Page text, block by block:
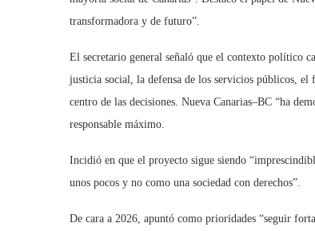
transformadora y de futuro”.
El secretario general señaló que el contexto político
justicia social, la defensa de los servicios públicos, el
centro de las decisiones. Nueva Canarias–BC “ha
responsable máximo.
Incidió en que el proyecto sigue siendo
unos pocos y no como una sociedad con derechos”.
De cara a 2026, apuntó como prioridades “seguir